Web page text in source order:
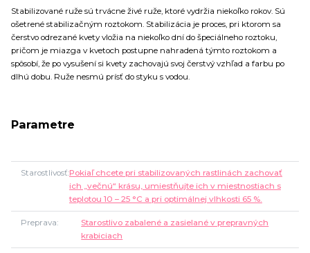
Stabilizované ruže sú trvácne živé ruže, ktoré vydržia niekoľko rokov. Sú
ošetrené stabilizačným roztokom. Stabilizácia je proces, pri ktorom sa
čerstvo odrezané kvety vložia na niekoľko dní do špeciálneho roztoku,
pričom je miazga v kvetoch postupne nahradená týmto roztokom a
spôsobí, že po vysušení si kvety zachovajú svoj čerstvý vzhľad a farbu po
dlhú dobu. Ruže nesmú prísť do styku s vodou.
Parametre
StarostlivosťPokiaľ chcete pri stabilizovaných rastlinách zachovať
ich „večnú“ krásu, umiestňujte ich v miestnostiach s
teplotou 10 – 25 °C a pri optimálnej vlhkosti 65 %.
Preprava
Starostlivo zabalené a zasielané v prepravných
krabiciach